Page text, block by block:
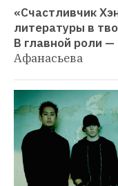
«Счастливчик
литературы в
В главной роли —
Афанасьева